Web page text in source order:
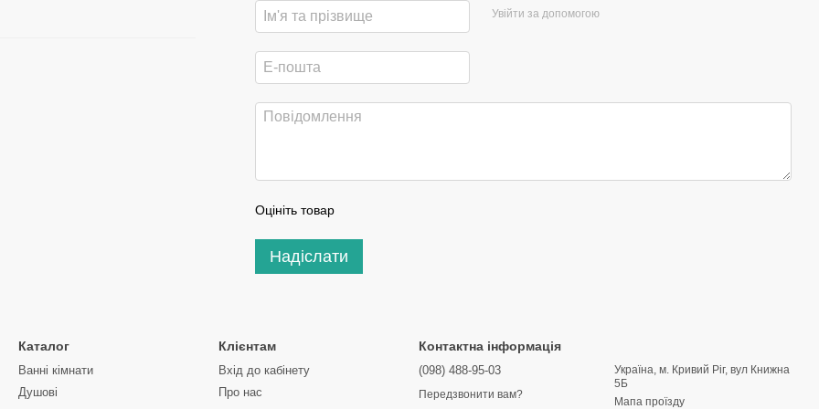
Увійти за допомогою
Оцініть товар
Надіслати
Каталог
Ванні кімнати
Душові
Клієнтам
Вхід до кабінету
Про нас
Контактна інформація
(098) 488-95-03
Передзвонити вам?
Україна, м. Кривий Ріг, вул Книжна
5Б
Мапа проїзду